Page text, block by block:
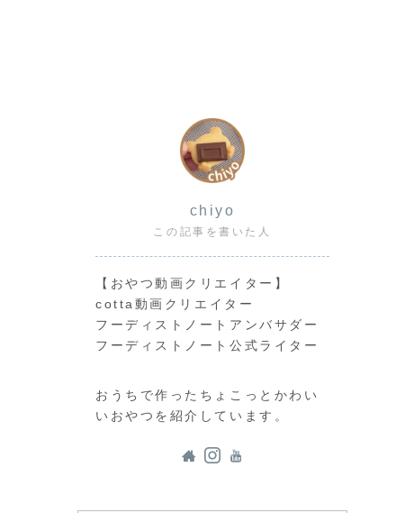
chiyo
この記事を書いた人
【おやつ動画クリエイター】
cotta動画クリエイター
フーディストノートアンバサダー
フーディストノート公式ライター
おうちで作ったちょこっとかわい
いおやつを紹介しています。